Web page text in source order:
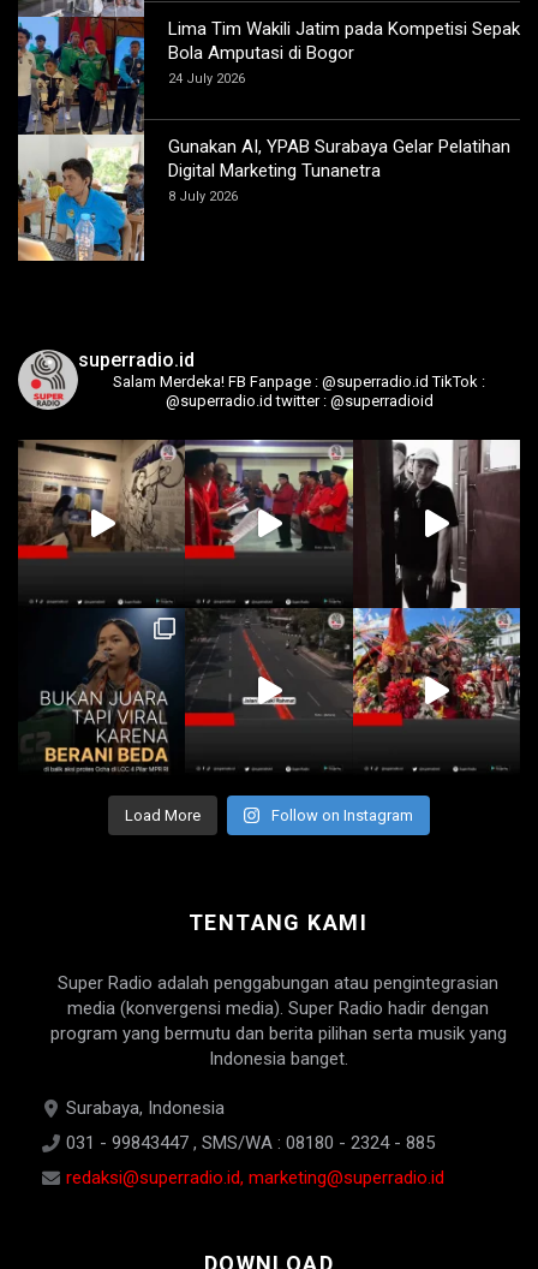
Lima Tim Wakili Jatim pada Kompetisi Sepak
Bola Amputasi di Bogor
24 July 2026
Gunakan AI, YPAB Surabaya Gelar Pelatihan
Digital Marketing Tunanetra
8 July 2026
superradio.id
Salam Merdeka! FB Fanpage : @superradio.id TikTok :
@superradio.id twitter : @superradioid
Load More Follow on Instagram
TENTANG KAMI
Super Radio adalah penggabungan atau pengintegrasian
media (konvergensi media). Super Radio hadir dengan
program yang bermutu dan berita pilihan serta musik yang
Indonesia banget.
Surabaya, Indonesia
031 - 99843447 , SMS/WA : 08180 - 2324 - 885
redaksi@superradio.id, marketing@superradio.id
DOWNLOAD